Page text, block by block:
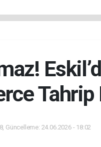
Tahrip
Güncelleme: 24.06.2026 - 18:02